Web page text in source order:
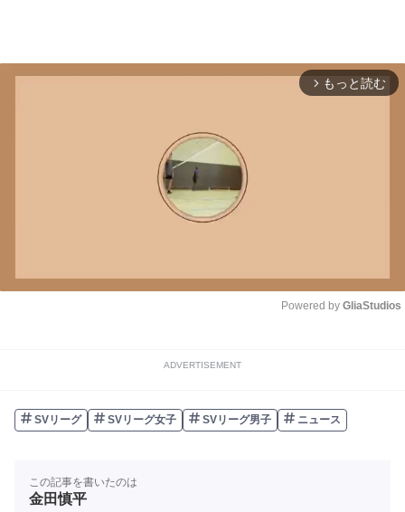
arrow_forward_ios もっと読む
Powered by GliaStudios
ADVERTISEMENT
SVリーグ SVリーグ女子 SVリーグ男子 ニュース
この記事を書いたのは
金田慎平